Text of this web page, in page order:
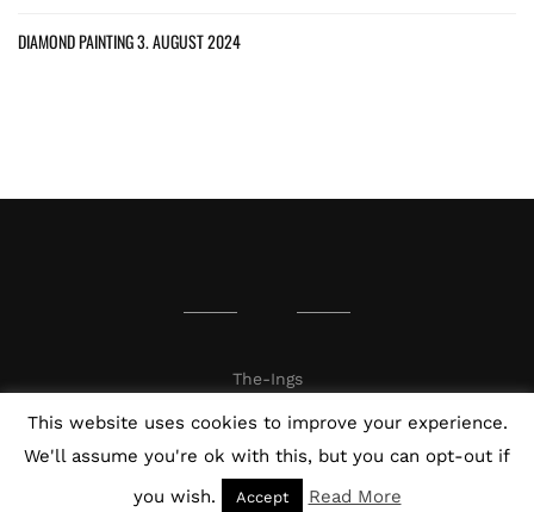
DIAMOND PAINTING3. AUGUST 2024
The-Ings
This website uses cookies to improve your experience.
We'll assume you're ok with this, but you can opt-out if
you wish.
Accept Read More